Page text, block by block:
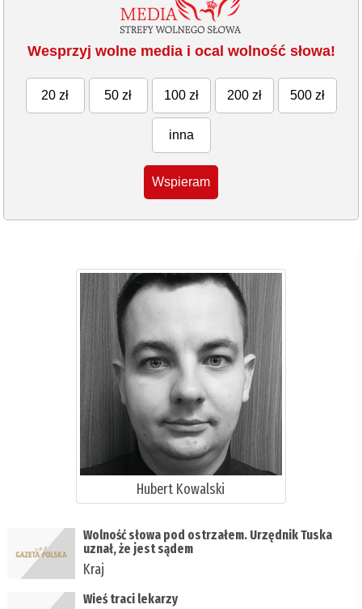
Wesprzyj wolne media i ocal wolność słowa!
20 zł 50 zł 100 zł 200 zł 500 zł
inna
Wspieram
Hubert Kowalski
Wolność słowa pod ostrzałem. Urzędnik Tuska
uznał, że jest sądem
Kraj
Wieś traci lekarzy